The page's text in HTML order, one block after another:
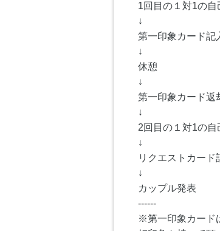
1回目の１対1の自
↓
第一印象カード記
↓
休憩
↓
第一印象カード返
↓
2回目の１対1の自
↓
リクエストカード
↓
カップル発表
------
※第一印象カード